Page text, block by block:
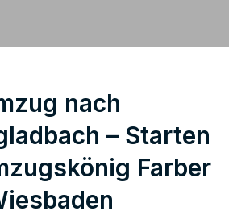
nach
– Starten
Farber